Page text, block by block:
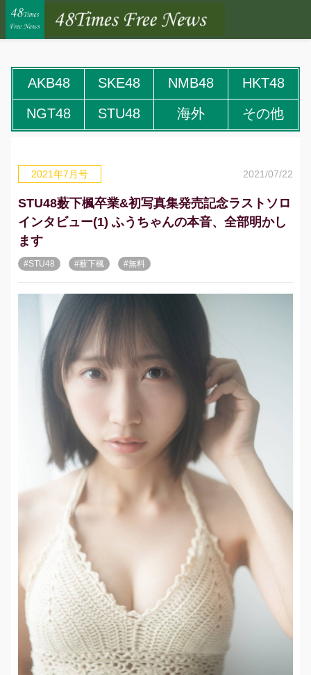
AKB48 SKE48 NMB48
HKT48
NGT48
STU48 海外 その他
2021年7月号 2021/07/22
STU48薮下楓卒業&初写真集発売記念ラストソロ
インタビュー(1) ふうちゃんの本音、全部明かし
ます
#STU48 #薮下楓 #無料